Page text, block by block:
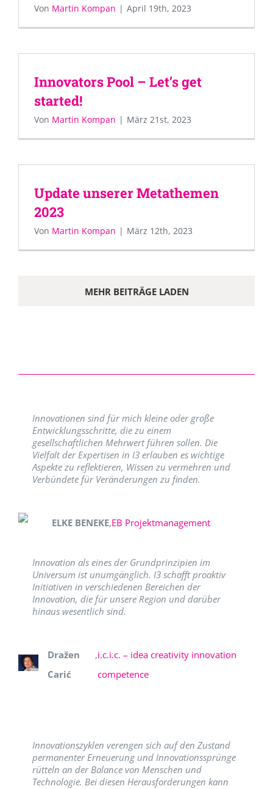
Von Martin Kompan | April 19th, 2023
Innovators Pool – Let’s get
started!
Von Martin Kompan | März 21st, 2023
Update unserer Metathemen
2023
Von Martin Kompan | März 12th, 2023
MEHR BEITRÄGE LADEN
Innovationen sind für mich kleine oder große
Entwicklungsschritte, die zu einem
gesellschaftlichen Mehrwert führen sollen. Die
Vielfalt der Expertisen in I3 erlauben es wichtige
Aspekte zu reflektieren, Wissen zu vermehren und
Verbündete für Veränderungen zu finden.
ELKE BENEKE,EB Projektmanagement
Innovation als eines der Grundprinzipien im
Universum ist unumgänglich. I3 schafft proaktiv
Initiativen in verschiedenen Bereichen der
Innovation, die für unsere Region und darüber
hinaus wesentlich sind.
Dražen
Carić
,i.c.i.c. – idea creativity innovation
competence
Innovationszyklen verengen sich auf den Zustand
permanenter Erneuerung und Innovationssprünge
rütteln an der Balance von Menschen und
Technologie. Bei diesen Herausforderungen kann